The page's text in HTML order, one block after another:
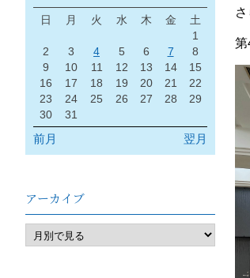
第
日 月 火 水 木 金
土
1
2
3 4 5 6 7
8
9
10 11 12 13 14
15
16
17 18 19 20 21
22
23
24 25 26 27 28
29
30
31
前月 翌月
アーカイブ